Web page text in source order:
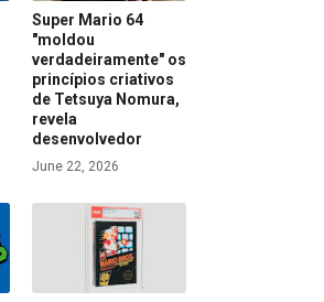
Super Mario 64
"moldou
verdadeiramente" os
princípios criativos
de Tetsuya Nomura,
revela
desenvolvedor
June 22, 2026